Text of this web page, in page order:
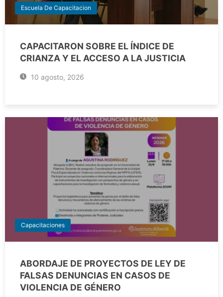
Escuela De Capacitacion
CAPACITARON SOBRE EL ÍNDICE DE
CRIANZA Y EL ACCESO A LA JUSTICIA
10 agosto, 2026
Capacitaciones
ABORDAJE DE PROYECTOS DE LEY DE
FALSAS DENUNCIAS EN CASOS DE
VIOLENCIA DE GÉNERO